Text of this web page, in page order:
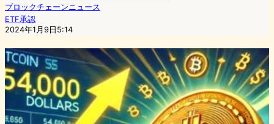
ブロックチェーンニュース
ETF承認
2024年1月9日5:14